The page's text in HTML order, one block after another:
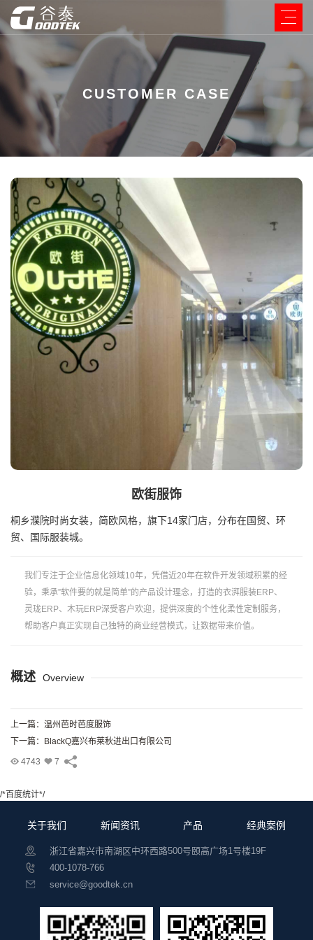
CUSTOMER CASE
欧街服饰
桐乡濮院时尚女装，简欧风格，旗下14家门店，分布在国贸、环
贸、国际服装城。
我们专注于企业信息化领域10年，凭借近20年在软件开发领域积累的经
验，秉承”软件要的就是简单”的产品设计理念，打造的衣湃服装ERP、
灵珑ERP、木玩ERP深受客户欢迎，提供深度的个性化柔性定制服务，
帮助客户真正实现自己独特的商业经营模式，让数据带来价值。
概述 Overview
上一篇：温州芭时芭度服饰
下一篇：BlackQ嘉兴布莱秋进出口有限公司
4743 7
/*百度统计*/
关于我们 新闻资讯 产品 经典案例
浙江省嘉兴市南湖区中环西路500号颐高广场1号楼19F
400-1078-766
service@goodtek.cn